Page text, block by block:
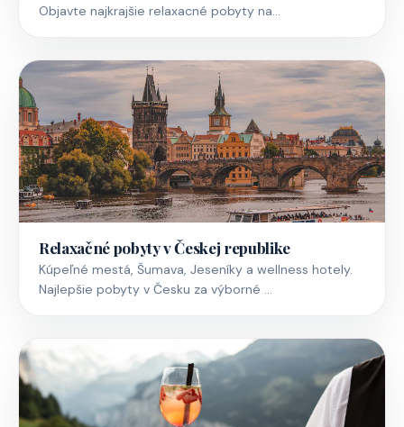
Objavte najkrajšie relaxacné pobyty na…
Relaxačné pobyty v Českej republike
Kúpeľné mestá, Šumava, Jeseníky a wellness hotely.
Najlepšie pobyty v Česku za výborné …